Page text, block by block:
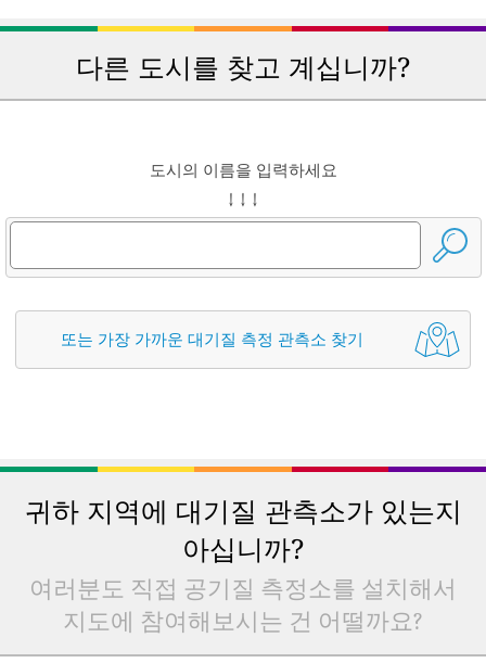
다른 도시를 찾고 계십니까?
도시의 이름을 입력하세요
↓ ↓ ↓
또는 가장 가까운 대기질 측정 관측소 찾기
귀하 지역에 대기질 관측소가 있는지
아십니까?
여러분도 직접 공기질 측정소를 설치해서
지도에 참여해보시는 건 어떨까요?